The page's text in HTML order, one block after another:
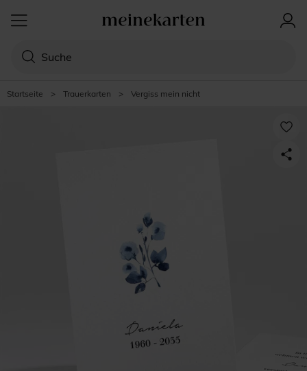
Startseite > Trauerkarten > Vergiss mein nicht